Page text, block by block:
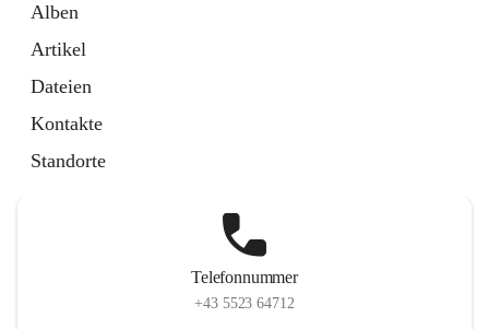
Alben
Artikel
Dateien
Kontakte
Standorte
Telefonnummer
+43 5523 64712